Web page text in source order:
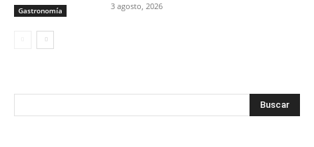
Gastronomía 3 agosto, 2026
Buscar